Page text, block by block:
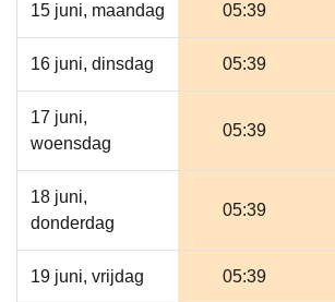
15 juni, maandag 05:39
16 juni, dinsdag 05:39
17 juni,
woensdag
05:39
18 juni,
donderdag
05:39
19 juni, vrijdag 05:39